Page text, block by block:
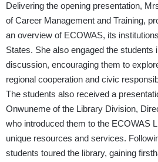
Delivering the opening presentation,
of Career Management and Training,
an overview of ECOWAS, its
States. She also engaged the students
discussion, encouraging them to
regional cooperation and civic
The students also received a
Onwuneme of the Library Division,
who introduced them to the ECOWAS
unique resources and services.
students toured the library, gaining